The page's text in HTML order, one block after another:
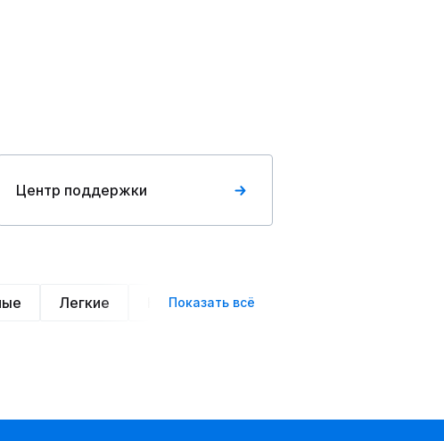
Центр поддержки
Легкие Нарядные
Показать всё